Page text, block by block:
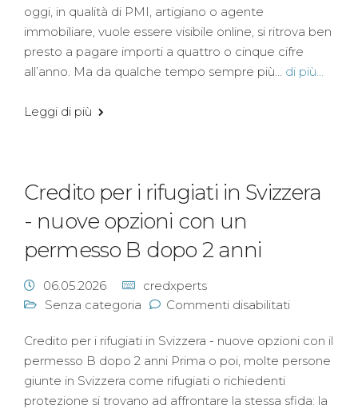
oggi, in qualità di PMI, artigiano o agente
immobiliare, vuole essere visibile online, si ritrova ben
presto a pagare importi a quattro o cinque cifre
all’anno. Ma da qualche tempo sempre più... di più...
Leggi di più
Credito per i rifugiati in Svizzera
- nuove opzioni con un
permesso B dopo 2 anni
06.05.2026
credxperts
Senza categoria
Commenti disabilitati
Credito per i rifugiati in Svizzera - nuove opzioni con il
permesso B dopo 2 anni Prima o poi, molte persone
giunte in Svizzera come rifugiati o richiedenti
protezione si trovano ad affrontare la stessa sfida: la